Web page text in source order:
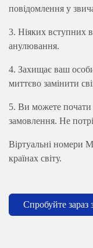
повідомлення у
3. Ніяких вступних
анулювання.
4. Захищає ваш
миттєво замінити
5. Ви можете почати
замовлення. Не
Віртуальні номери
країнах світу.
Спробуйте зараз